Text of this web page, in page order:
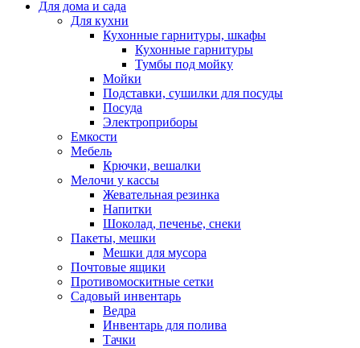
Для дома и сада
Для кухни
Кухонные гарнитуры, шкафы
Кухонные гарнитуры
Тумбы под мойку
Мойки
Подставки, сушилки для посуды
Посуда
Электроприборы
Емкости
Мебель
Крючки, вешалки
Мелочи у кассы
Жевательная резинка
Напитки
Шоколад, печенье, снеки
Пакеты, мешки
Мешки для мусора
Почтовые ящики
Противомоскитные сетки
Садовый инвентарь
Ведра
Инвентарь для полива
Тачки